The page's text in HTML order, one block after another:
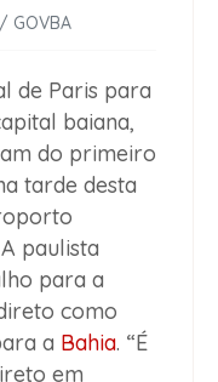
GOVBA
de Paris para
baiana,
do primeiro
tarde desta
paulista
para a
como
a Bahia. “É
em